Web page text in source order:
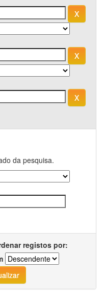
da pesquisa.
registos por: